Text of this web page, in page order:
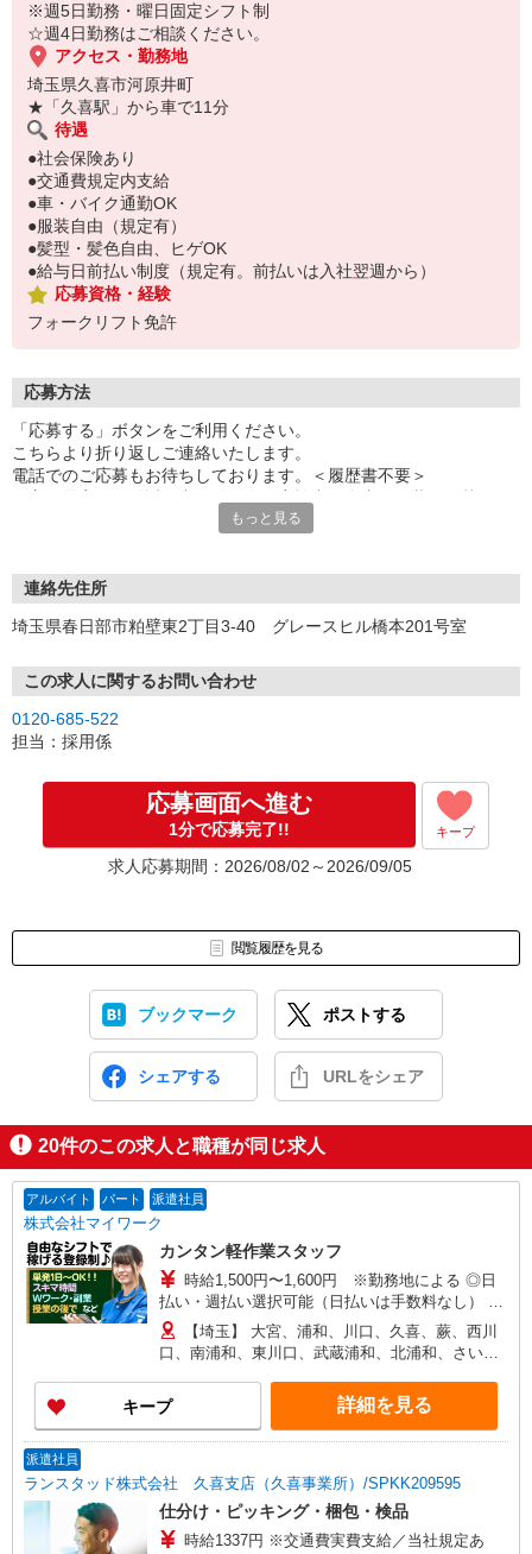
※週5日勤務・曜日固定シフト制
☆週4日勤務はご相談ください。
アクセス・勤務地
埼玉県久喜市河原井町
★「久喜駅」から車で11分
待遇
●社会保険あり
●交通費規定内支給
●車・バイク通勤OK
●服装自由（規定有）
●髪型・髪色自由、ヒゲOK
●給与日前払い制度（規定有。前払いは入社翌週から）
応募資格・経験
フォークリフト免許
応募方法
「応募する」ボタンをご利用ください。
こちらより折り返しご連絡いたします。
電話でのご応募もお待ちしております。＜履歴書不要＞
もっと見る
連絡先住所
埼玉県春日部市粕壁東2丁目3-40 グレースヒル橋本201号室
この求人に関するお問い合わせ
0120-685-522
担当：採用係
応募画面へ進む
1分で応募完了!! キープ
求人応募期間：2026/08/02～2026/09/05
閲覧履歴を見る
ブックマーク ポストする
シェアする URLをシェア
20件のこの求人と職種が同じ求人
アルバイト パート 派遣社員
株式会社マイワーク
カンタン軽作業スタッフ
時給1,500円〜1,600円 ※勤務地による ◎日
払い・週払い選択可能（日払いは手数料なし） ◎
残業手当、リーダー手当、深夜手当あり！
【埼玉】 大宮、浦和、川口、久喜、蕨、西川
口、南浦和、東川口、武蔵浦和、北浦和、さいた
和、与野、桶川、他 他にも一都三県各地にあり。
ご希望をお聞かせください。 ☆送迎バス有／バイ
ク・自転車通勤OKなどの勤務地もアリ
キープ 詳細を見る
派遣社員
ランスタッド株式会社 久喜支店（久喜事業所）/SPKK209595
仕分け・ピッキング・梱包・検品
時給1337円 ※交通費実費支給／当社規定あ